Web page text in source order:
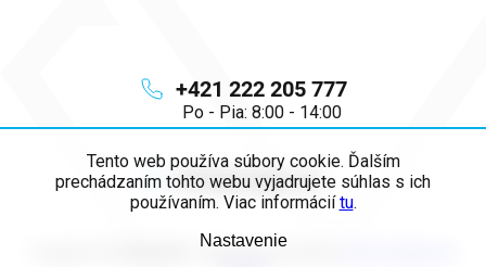
Tento web používa súbory cookie. Ďalším
prechádzaním tohto webu vyjadrujete súhlas s ich
používaním. Viac informáciítu.
Nastavenie
info@majya.sk
+421 222 205 777
Po - Pia: 8:00 - 14:00